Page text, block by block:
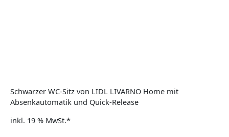
Schwarzer WC-Sitz von LIDL LIVARNO Home mit
Absenkautomatik und Quick-Release
inkl. 19 % MwSt.*